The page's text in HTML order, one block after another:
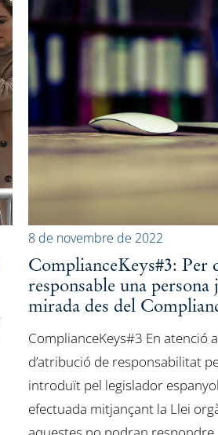
8 de novembre de 2022
ComplianceKeys#3: Per
responsable una
mirada des del
ComplianceKeys#3 En atenció
d’atribució de responsabilitat
introduït pel legislador
efectuada mitjançant la Llei